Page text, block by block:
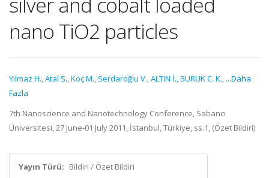
nano TiO2 particles
Yılmaz H.,Atal S.,Koç M., Serdaroğlu V.,ALTIN İ.,BURUK C. K., ...Daha
Fazla
7th Nanoscience and Nanotechnology Conference, Sabancı
Üniversitesi, 27 June-01 July 2011, İstanbul, Türkiye, ss.1, (Özet Bildiri)
Yayın Türü: Bildiri / Özet Bildiri